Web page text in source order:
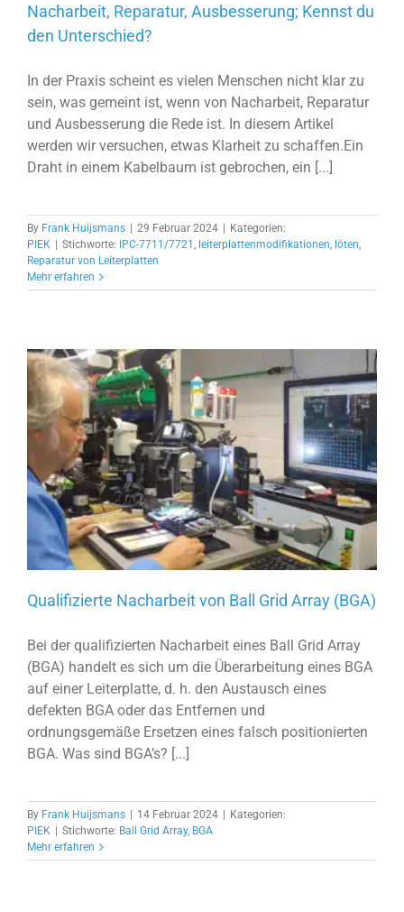
Nacharbeit, Reparatur, Ausbesserung; Kennst du
den Unterschied?
In der Praxis scheint es vielen Menschen nicht klar zu
sein, was gemeint ist, wenn von Nacharbeit, Reparatur
und Ausbesserung die Rede ist. In diesem Artikel
werden wir versuchen, etwas Klarheit zu schaffen.Ein
Draht in einem Kabelbaum ist gebrochen, ein [...]
By Frank Huijsmans | 29 Februar 2024 | Kategorien:
PIEK | Stichworte: IPC-7711/7721, leiterplattenmodifikationen, löten,
Reparatur von Leiterplatten
Mehr erfahren
Qualifizierte Nacharbeit von Ball Grid Array (BGA)
Bei der qualifizierten Nacharbeit eines Ball Grid Array
(BGA) handelt es sich um die Überarbeitung eines BGA
auf einer Leiterplatte, d. h. den Austausch eines
defekten BGA oder das Entfernen und
ordnungsgemäße Ersetzen eines falsch positionierten
BGA. Was sind BGA’s? [...]
By Frank Huijsmans | 14 Februar 2024 | Kategorien:
PIEK | Stichworte: Ball Grid Array, BGA
Mehr erfahren